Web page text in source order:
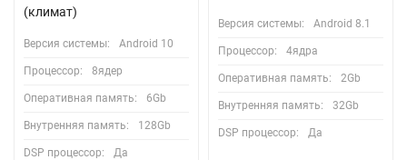
(климат)
Версия системы: Android 10
Процессор: 8ядер
Оперативная память: 6Gb
Внутренняя память: 128Gb
DSP процессор: Да
Версия системы: Android 8.1
Процессор: 4ядра
Оперативная память: 2Gb
Внутренняя память: 32Gb
DSP процессор: Да